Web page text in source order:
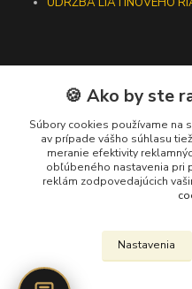
Kontakty
+421 919 275 553
(Po-Pia, 10-13 hod.)
ikotliky@ikotliky.sk
🍪 Ako by ste
Súbory cookies používame na
av prípade vášho súhlasu
meranie efektivity
obľúbeného nastavenia pri
reklám zodpovedajúcich
Nastavenia